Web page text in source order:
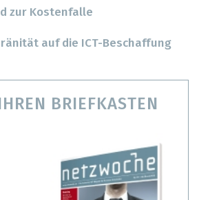
zur Kostenfalle
auf die ICT-Beschaffung
BRIEFKASTEN